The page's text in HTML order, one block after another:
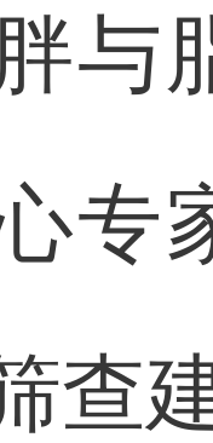
与
专
查